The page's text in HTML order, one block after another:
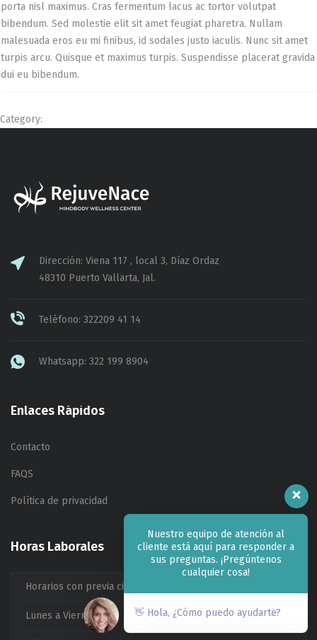
porta nisl maximus. Cras fermentum lacus ac tortor volutpat
bibendum. Sed molestie elit sit amet feugiat pharetra. Nullam
malesuada eros eu mi finibus, id sodales justo iaculis. Nunc sit amet
turpis arcu. Quisque et maximus turpis. Suspendisse placerat gravida
dui eu bibendum.
Category:
Nuestro equipo de atención al
cliente está aquí para responder a
sus preguntas. ¡Pregúntenos
cualquier cosa!
👋 Hola, ¿Cómo puedo ayudarte?
Dirección: Viena 117 , local 3, Díaz Ordaz
48310 Puerto Vallarta, Jal.
Teléfono: 322209 41 14
Whatsapp: 322 199 8904
Enlaces Rápidos
Contacto
FAQS
Política de privacidad
Horas Laborales
Horarios con previa cita
Lunes a Viernes: 09:00am a 20:00pm